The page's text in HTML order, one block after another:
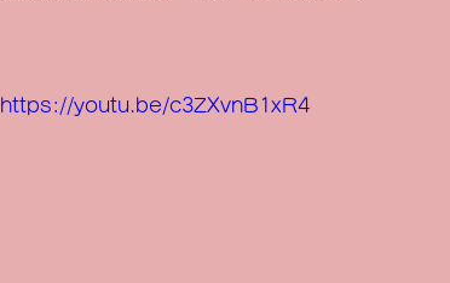
https://youtu.be/c3ZXvnB1xR4